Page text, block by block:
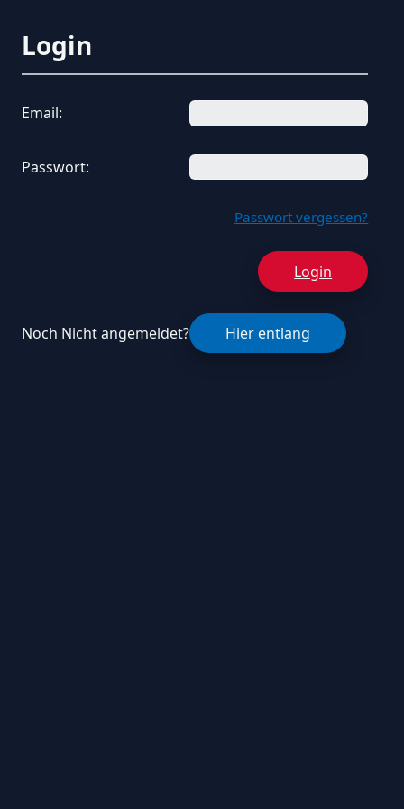
Login
Email:
Passwort:
Passwort vergessen?
Login
Noch Nicht angemeldet? Hier entlang